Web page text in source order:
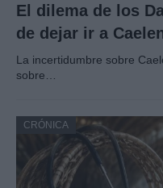
El dilema de los
de dejar ir a
La incertidumbre sobre
sobre…
CRÓNICA